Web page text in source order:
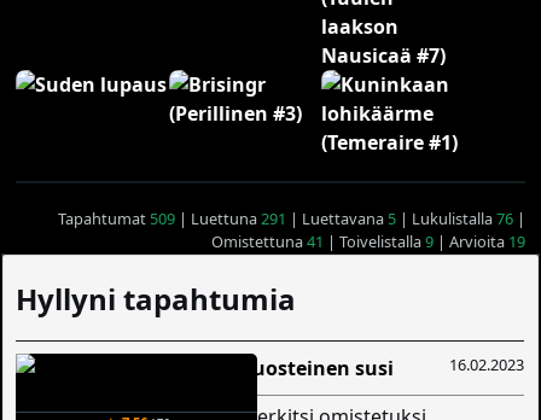
Tapahtumat 509| Luettuna291 | Luettavana 5| Lukulistalla76|
Omistettuna41 | Toivelistalla9| Arvioita 19
Hyllyni tapahtumia
16.02.2023
Ruosteinen susi